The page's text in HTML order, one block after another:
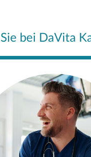
bei DaVita